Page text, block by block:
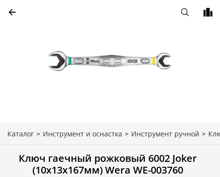
Каталог > Инструмент и оснастка > Инструмент ручной >
Ключ гаечный рожковый 6002 Joker
(10х13х167мм) Wera WE-003760